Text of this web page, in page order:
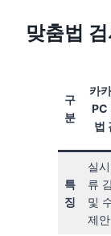
맞춤법
구
분
카
PC
법
특
징
실
류
및
제안